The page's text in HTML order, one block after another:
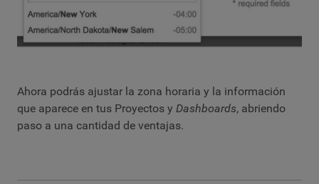
Ahora podrás ajustar la zona horaria y la información
que aparece en tus Proyectos y Dashboards, abriendo
paso a una cantidad de ventajas.